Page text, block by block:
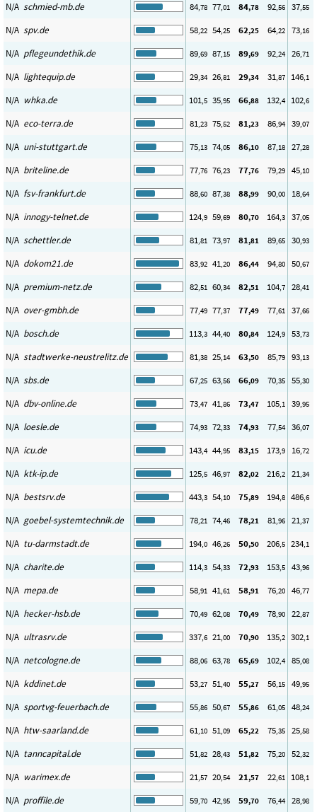
N/A schmied-mb.de 84,78 77,01 84,78 92,56 37,55
N/A spv.de 58,22 54,25 62,25 64,22 73,16
N/A pflegeundethik.de 89,69 87,15 89,69 92,24 26,71
N/A lightequip.de 29,34 26,81 29,34 31,87 146,1
N/A whka.de 101,5 35,95 66,88 132,4 102,6
N/A eco-terra.de 81,23 75,52 81,23 86,94 39,07
N/A uni-stuttgart.de 75,13 74,05 86,10 87,18 27,28
N/A briteline.de 77,76 76,23 77,76 79,29 45,10
N/A fsv-frankfurt.de 88,60 87,38 88,99 90,00 18,64
N/A innogy-telnet.de 124,9 59,69 80,70 164,3 37,05
N/A schettler.de 81,81 73,97 81,81 89,65 30,93
N/A dokom21.de 83,92 41,20 86,44 94,80 50,67
N/A premium-netz.de 82,51 60,34 82,51 104,7 28,41
N/A over-gmbh.de 77,49 77,37 77,49 77,61 37,66
N/A bosch.de 113,3 44,40 80,84 124,9 53,73
N/A stadtwerke-neustrelitz.de 81,38 25,14 63,50 85,79 93,13
N/A sbs.de 67,25 63,56 66,09 70,35 55,30
N/A dbv-online.de 73,47 41,86 73,47 105,1 39,95
N/A loesle.de 74,93 72,33 74,93 77,54 36,07
N/A icu.de 143,4 44,95 83,15 173,9 16,72
N/A ktk-ip.de 125,5 46,97 82,02 216,2 21,34
N/A bestsrv.de 443,3 54,10 75,89 194,8 486,6
N/A goebel-systemtechnik.de 78,21 74,46 78,21 81,96 21,37
N/A tu-darmstadt.de 194,0 46,26 50,50 206,5 234,1
N/A charite.de 114,3 54,33 72,93 153,5 43,96
N/A mepa.de 58,91 41,61 58,91 76,20 46,77
N/A hecker-hsb.de 70,49 62,08 70,49 78,90 22,87
N/A ultrasrv.de 337,6 21,00 70,90 135,2 302,1
N/A netcologne.de 88,06 63,78 65,69 102,4 85,08
N/A kddinet.de 53,27 51,40 55,27 56,15 49,95
N/A sportvg-feuerbach.de 55,86 50,67 55,86 61,05 48,24
N/A htw-saarland.de 61,10 51,09 65,22 75,35 25,58
N/A tanncapital.de 51,82 28,43 51,82 75,20 52,32
N/A warimex.de 21,57 20,54 21,57 22,61 108,1
N/A proffile.de 59,70 42,95 59,70 76,44 28,98